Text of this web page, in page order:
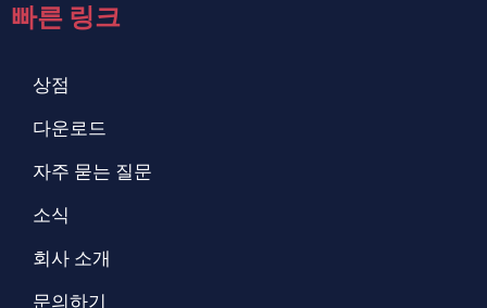
빠른 링크
상점
다운로드
자주 묻는 질문
소식
회사 소개
문의하기